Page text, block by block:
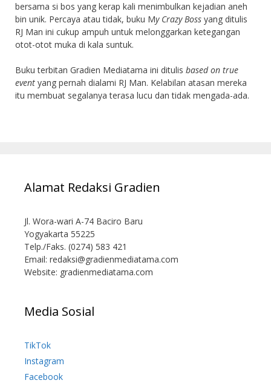
bersama si bos yang kerap kali menimbulkan kejadian aneh
bin unik. Percaya atau tidak, buku My Crazy Boss yang ditulis
RJ Man ini cukup ampuh untuk melonggarkan ketegangan
otot-otot muka di kala suntuk.
Buku terbitan Gradien Mediatama ini ditulis based on true
event yang pernah dialami RJ Man. Kelabilan atasan mereka
itu membuat segalanya terasa lucu dan tidak mengada-ada.
Alamat Redaksi Gradien
Jl. Wora-wari A-74 Baciro Baru
Yogyakarta 55225
Telp./Faks. (0274) 583 421
Email: redaksi@gradienmediatama.com
Website: gradienmediatama.com
Media Sosial
TikTok
Instagram
Facebook